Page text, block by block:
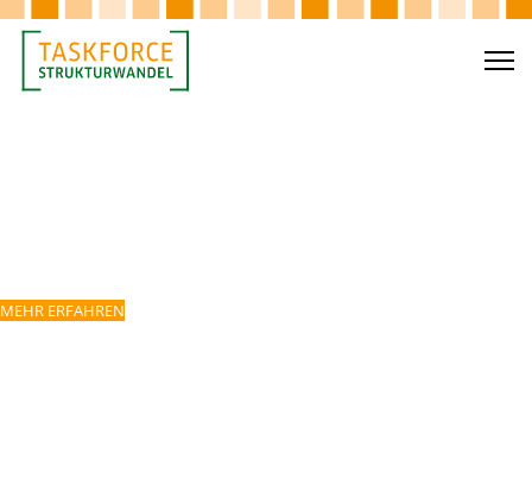
MEHR ERFAHREN